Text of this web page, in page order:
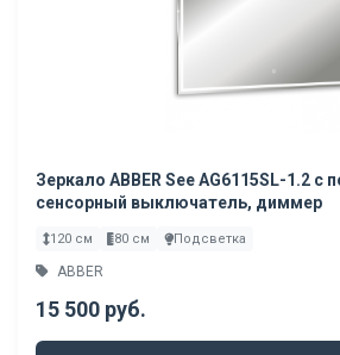
Зеркало ABBER See AG6115SL-1.2 с
сенсорный выключатель, диммер
120 см 80 см Подсветка
ABBER
15 500 руб.